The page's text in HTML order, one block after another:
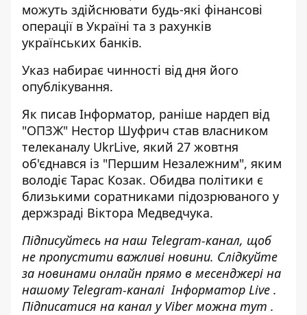
можуть здійснювати будь-які фінансові
операції в Україні та з рахунків
українських банків.
Указ набирає чинності від дня його
опублікування.
Як писав Інформатор, раніше нардеп від
"ОПЗЖ" Нестор Шуфрич став власником
телеканалу UkrLive, який 27 жовтня
об'єднався із "Першим Незалежним", яким
володіє Тарас Козак. Обидва політики є
близькими соратниками підозрюваного у
держзраді Віктора Медведчука.
Підписуйтесь на наш Telegram-канал, щоб
не пропустити важливі новини. Слідкуйте
за новинами онлайн прямо в месенджері на
нашому Telegram-каналіІнформатор Live .
Підписатися на канал у Viber можна тут .